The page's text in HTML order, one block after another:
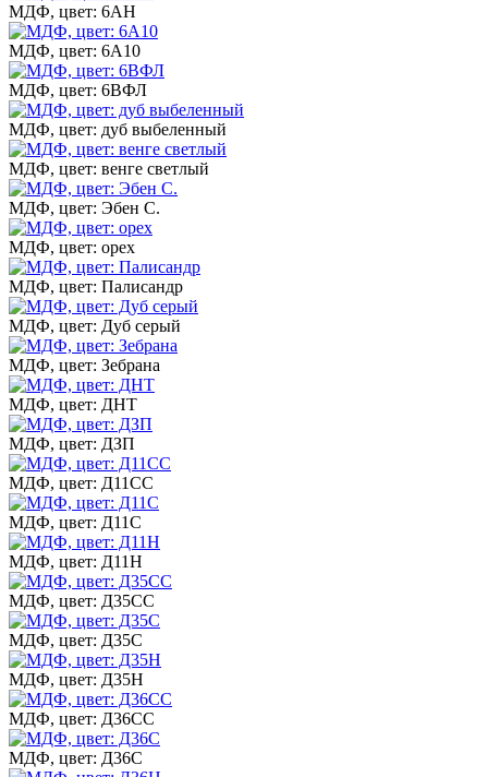
МДФ, цвет: 6АН
МДФ, цвет: 6А10
МДФ, цвет: 6ВФЛ
МДФ, цвет: дуб выбеленный
МДФ, цвет: венге светлый
МДФ, цвет: Эбен С.
МДФ, цвет: орех
МДФ, цвет: Палисандр
МДФ, цвет: Дуб серый
МДФ, цвет: Зебрана
МДФ, цвет: ДНТ
МДФ, цвет: ДЗП
МДФ, цвет: Д11СС
МДФ, цвет: Д11С
МДФ, цвет: Д11Н
МДФ, цвет: Д35СС
МДФ, цвет: Д35С
МДФ, цвет: Д35Н
МДФ, цвет: Д36СС
МДФ, цвет: Д36С